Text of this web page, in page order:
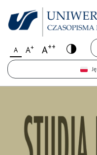
A A+ A++